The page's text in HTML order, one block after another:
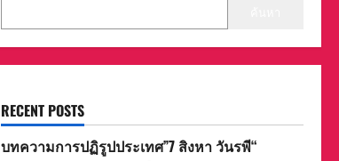
RECENT POSTS
บทความการปฏิรูปประเทศ”7 สิงหา วันรพี“